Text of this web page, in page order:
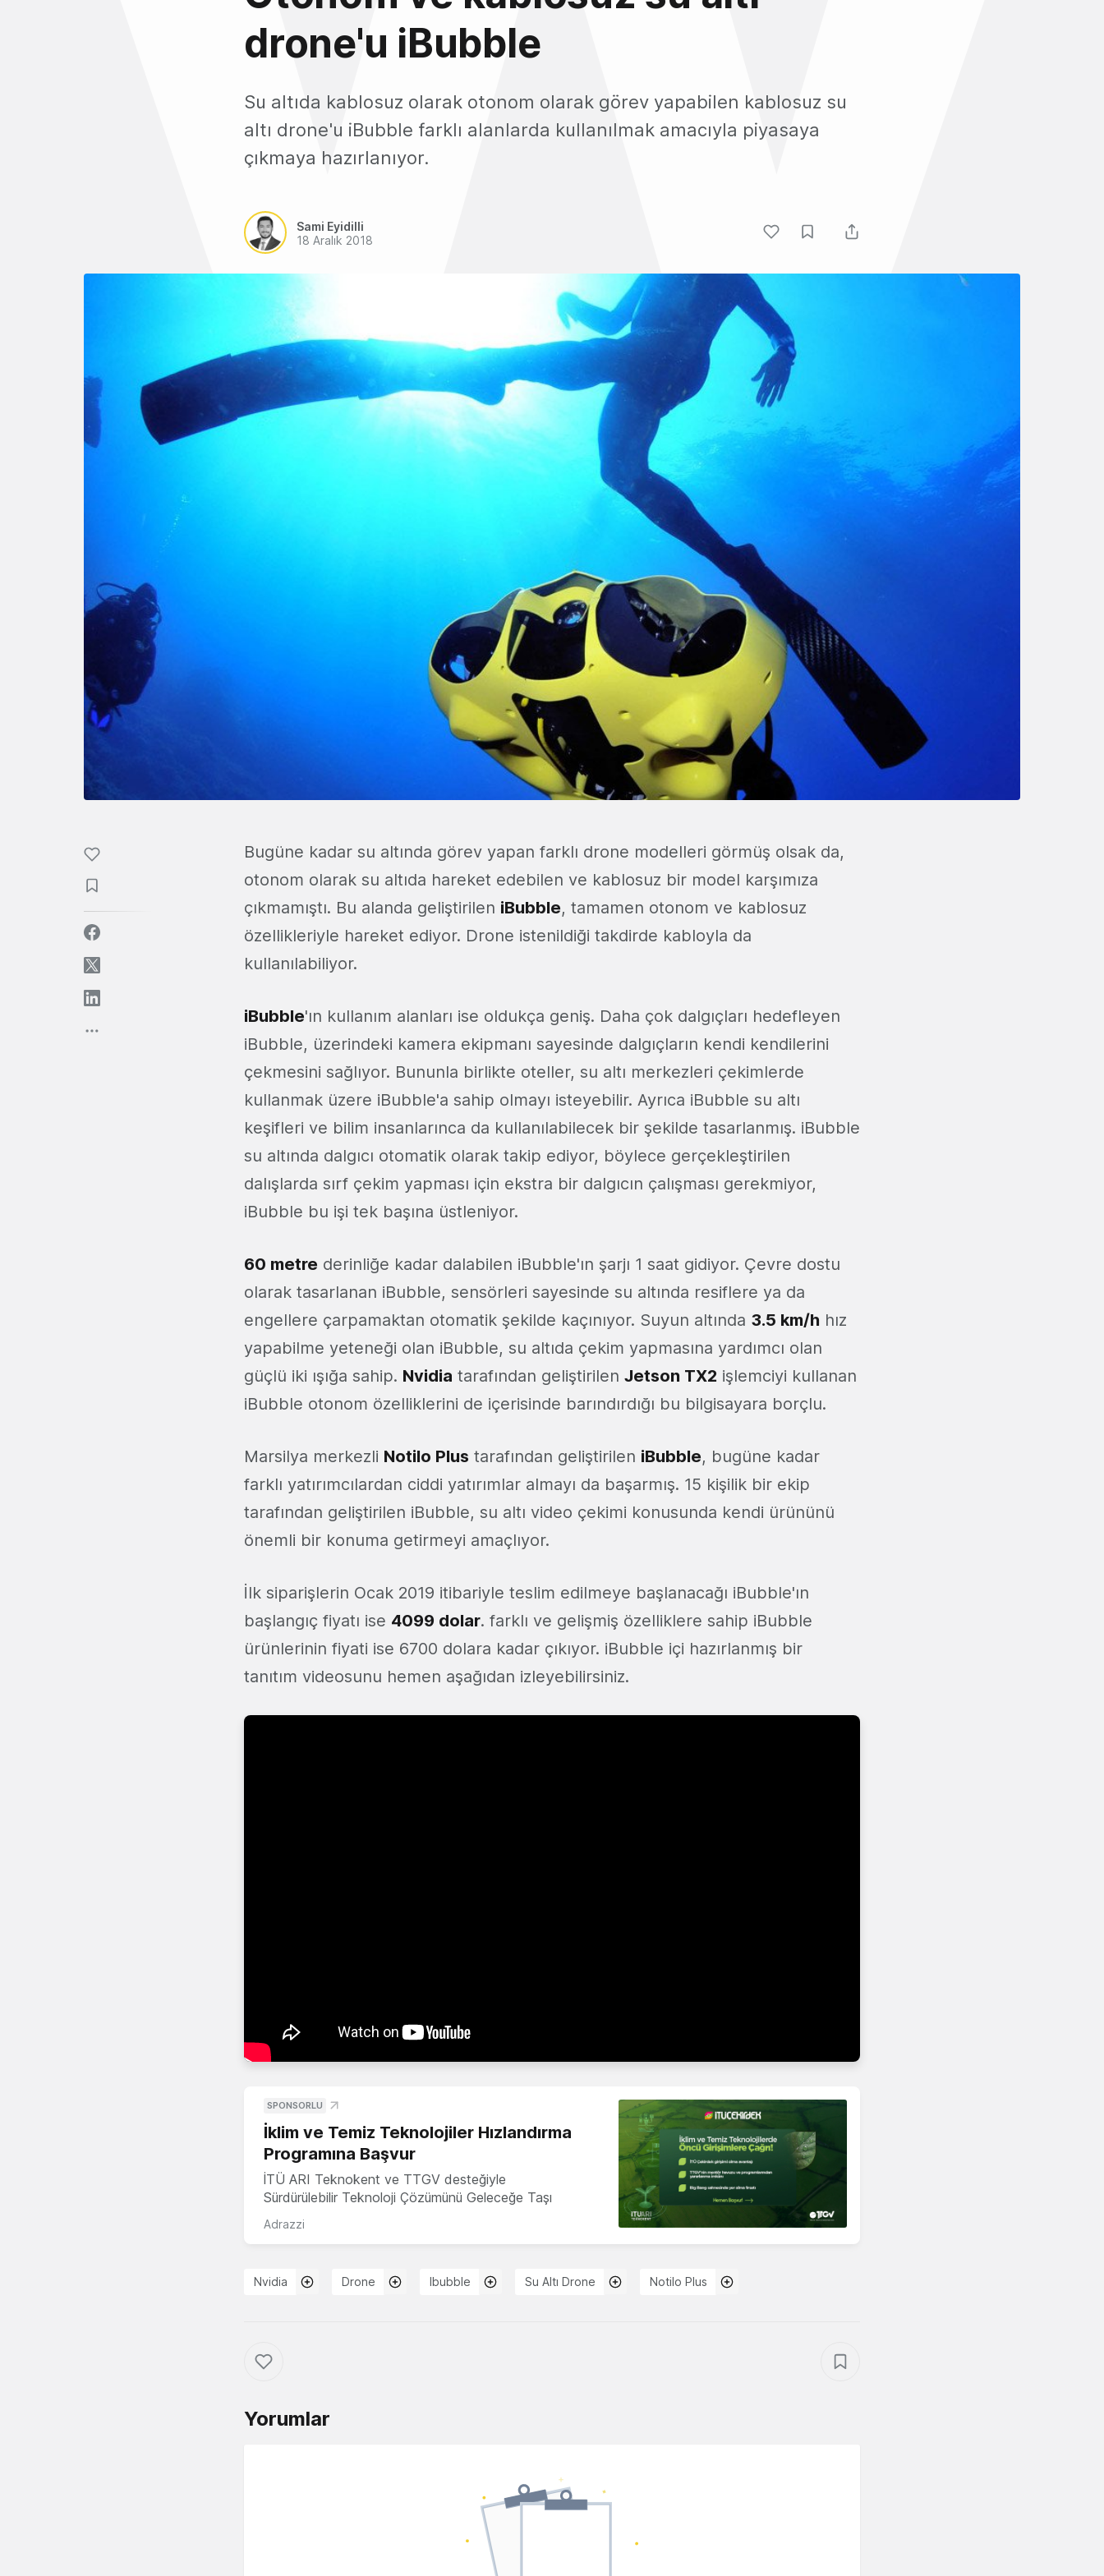
drone'u iBubble
Su altıda kablosuz olarak otonom olarak görev yapabilen kablosuz su
altı drone'u iBubble farklı alanlarda kullanılmak amacıyla piyasaya
çıkmaya hazırlanıyor.
Sami Eyidilli
18 Aralık 2018
Bugüne kadar su altında görev yapan farklı drone modelleri görmüş olsak da,
otonom olarak su altıda hareket edebilen ve kablosuz bir model karşımıza
çıkmamıştı. Bu alanda geliştirilen iBubble, tamamen otonom ve kablosuz
özellikleriyle hareket ediyor. Drone istenildiği takdirde kabloyla da
kullanılabiliyor.
iBubble'ın kullanım alanları ise oldukça geniş. Daha çok dalgıçları hedefleyen
iBubble, üzerindeki kamera ekipmanı sayesinde dalgıçların kendi kendilerini
çekmesini sağlıyor. Bununla birlikte oteller, su altı merkezleri çekimlerde
kullanmak üzere iBubble'a sahip olmayı isteyebilir. Ayrıca iBubble su altı
keşifleri ve bilim insanlarınca da kullanılabilecek bir şekilde tasarlanmış. iBubble
su altında dalgıcı otomatik olarak takip ediyor, böylece gerçekleştirilen
dalışlarda sırf çekim yapması için ekstra bir dalgıcın çalışması gerekmiyor,
iBubble bu işi tek başına üstleniyor.
60 metre derinliğe kadar dalabilen iBubble'ın şarjı 1 saat gidiyor. Çevre dostu
olarak tasarlanan iBubble, sensörleri sayesinde su altında resiflere ya da
engellere çarpamaktan otomatik şekilde kaçınıyor. Suyun altında 3.5 km/h hız
yapabilme yeteneği olan iBubble, su altıda çekim yapmasına yardımcı olan
güçlü iki ışığa sahip. Nvidia tarafından geliştirilen Jetson TX2 işlemciyi kullanan
iBubble otonom özelliklerini de içerisinde barındırdığı bu bilgisayara borçlu.
Marsilya merkezli Notilo Plus tarafından geliştirilen iBubble, bugüne kadar
farklı yatırımcılardan ciddi yatırımlar almayı da başarmış. 15 kişilik bir ekip
tarafından geliştirilen iBubble, su altı video çekimi konusunda kendi ürününü
önemli bir konuma getirmeyi amaçlıyor.
İlk siparişlerin Ocak 2019 itibariyle teslim edilmeye başlanacağı iBubble'ın
başlangıç fiyatı ise 4099 dolar. farklı ve gelişmiş özelliklere sahip iBubble
ürünlerinin fiyati ise 6700 dolara kadar çıkıyor. iBubble içi hazırlanmış bir
tanıtım videosunu hemen aşağıdan izleyebilirsiniz.
SPONSORLU
İklim ve Temiz Teknolojiler Hızlandırma
Programına Başvur
İTÜ ARI Teknokent ve TTGV desteğiyle
Sürdürülebilir Teknoloji Çözümünü Geleceğe Taşı
Adrazzi
Nvidia Drone Ibubble Su Altı Drone Notilo Plus
Yorumlar